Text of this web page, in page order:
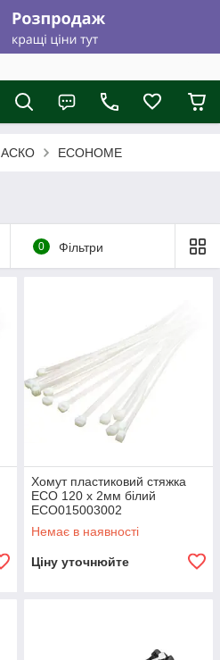
АСКО ECOHOME
0 Фільтри
Хомут пластиковий стяжка
ECO 120 х 2мм білий
ECO015003002
Немає в наявності
Ціну уточнюйте